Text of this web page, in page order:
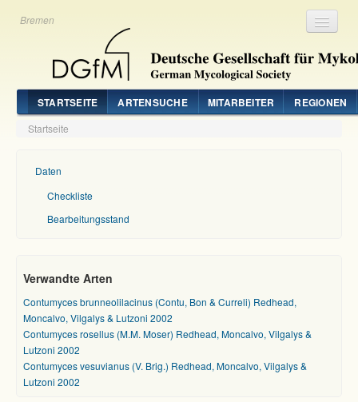
Bremen
STARTSEITE ARTENSUCHE MITARBEITER REGIONEN
Startseite
Daten
Checkliste
Bearbeitungsstand
Verwandte Arten
Contumyces brunneolilacinus (Contu, Bon & Curreli) Redhead,
Moncalvo, Vilgalys & Lutzoni 2002
Contumyces rosellus (M.M. Moser) Redhead, Moncalvo, Vilgalys &
Lutzoni 2002
Contumyces vesuvianus (V. Brig.) Redhead, Moncalvo, Vilgalys &
Lutzoni 2002